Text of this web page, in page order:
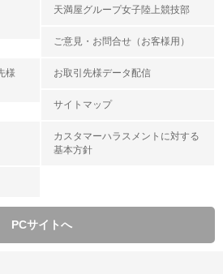
天満屋グループ女子陸上競技部
ご意見・お問合せ（お客様用）
様
お取引先様データ配信
サイトマップ
カスタマーハラスメントに対する
基本方針
PCサイトへ